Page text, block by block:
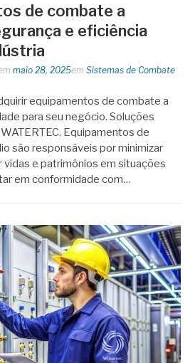
de combate a
e eficiência
maio 28, 2025em Sistemas de Combate
equipamentos de combate a
para seu negócio. Soluções
Equipamentos de
são responsáveis por minimizar
vidas e patrimônios em situações
em conformidade com…